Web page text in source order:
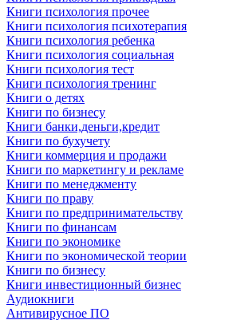
Книги психология прочее
Книги психология психотерапия
Книги психология ребенка
Книги психология социальная
Книги психология тест
Книги психология тренинг
Книги о детях
Книги по бизнесу
Книги банки,деньги,кредит
Книги по бухучету
Книги коммерция и продажи
Книги по маркетингу и рекламе
Книги по менеджменту
Книги по праву
Книги по предпринимательству
Книги по финансам
Книги по экономике
Книги по экономической теории
Книги по бизнесу
Книги инвестиционный бизнес
Аудиокниги
Антивирусное ПО